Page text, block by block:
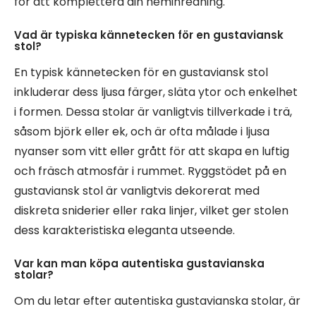
Vad är typiska kännetecken för en gustaviansk
stol?
En typisk kännetecken för en gustaviansk stol
inkluderar dess ljusa färger, släta ytor och enkelhet
i formen. Dessa stolar är vanligtvis tillverkade i trä,
såsom björk eller ek, och är ofta målade i ljusa
nyanser som vitt eller grått för att skapa en luftig
och fräsch atmosfär i rummet. Ryggstödet på en
gustaviansk stol är vanligtvis dekorerat med
diskreta sniderier eller raka linjer, vilket ger stolen
dess karakteristiska eleganta utseende.
Var kan man köpa autentiska gustavianska
stolar?
Om du letar efter autentiska gustavianska stolar, är